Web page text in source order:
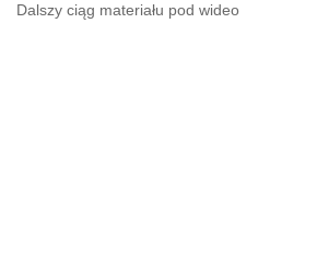
Dalszy ciąg materiału pod wideo